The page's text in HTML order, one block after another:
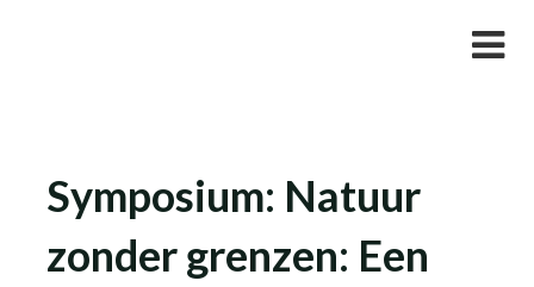
Symposium: Natuur
zonder grenzen: Een